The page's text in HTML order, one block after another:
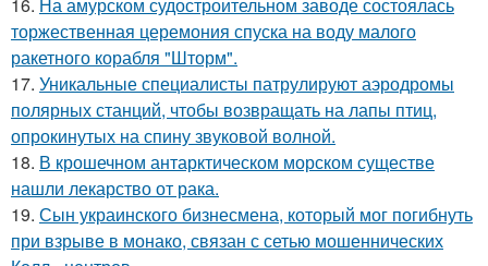
торжественная церемония спуска на воду малого
ракетного корабля "Шторм".
17. Уникальные специалисты патрулируют аэродромы
полярных станций, чтобы возвращать на лапы птиц,
опрокинутых на спину звуковой волной.
18. В крошечном антарктическом морском существе
нашли лекарство от рака.
19. Сын украинского бизнесмена, который мог погибнуть
при взрыве в монако, связан с сетью мошеннических